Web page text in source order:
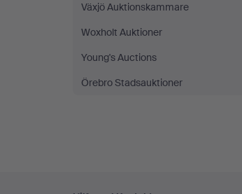
Växjö Auktionskammare
Woxholt Auktioner
Young's Auctions
Örebro Stadsauktioner